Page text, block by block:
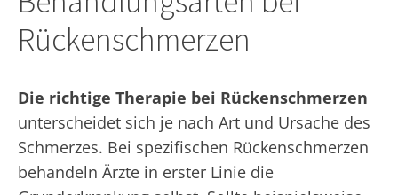
Rückenschmerzen
Die richtige Therapie bei Rückenschmerzen
unterscheidet sich je nach Art und Ursache des
Schmerzes. Bei spezifischen Rückenschmerzen
behandeln Ärzte in erster Linie die